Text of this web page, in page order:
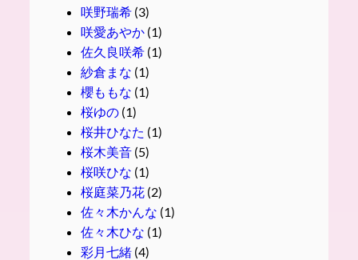
咲野瑞希(3)
咲愛あやか(1)
佐久良咲希(1)
紗倉まな (1)
櫻ももな (1)
桜ゆの(1)
桜井ひなた (1)
桜木美音(5)
桜咲ひな (1)
桜庭菜乃花(2)
佐々木かんな (1)
佐々木ひな (1)
彩月七緒(4)